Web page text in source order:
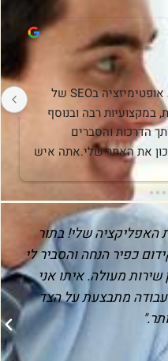
שמחה שבחרתי בך כפיר, לביצוע אופטימיזציה בSEO של
האתר החדש שלי.פעלת ביסודיות, במקצועיות רבה ובנוסף
לשירות שהבטחת, הוספת בנדיבותך הדרכות והסברים
שמסייעים לי להמשיך לתפעל נכון את האתר שלי.אתה איש
האפליקציה שלי! בתור
כפיר הנחה והסביר לי
מעולה. איתו אני
מתבצעת על הצד